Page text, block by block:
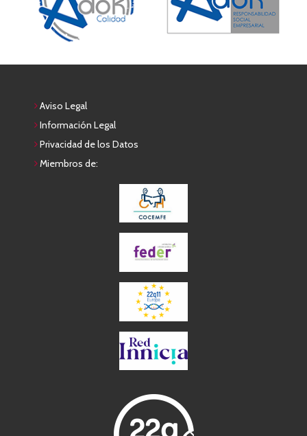
Aviso Legal
Información Legal
Privacidad de los Datos
Miembros de: